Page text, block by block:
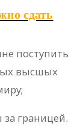
сдать
поступить
высшых
границей.